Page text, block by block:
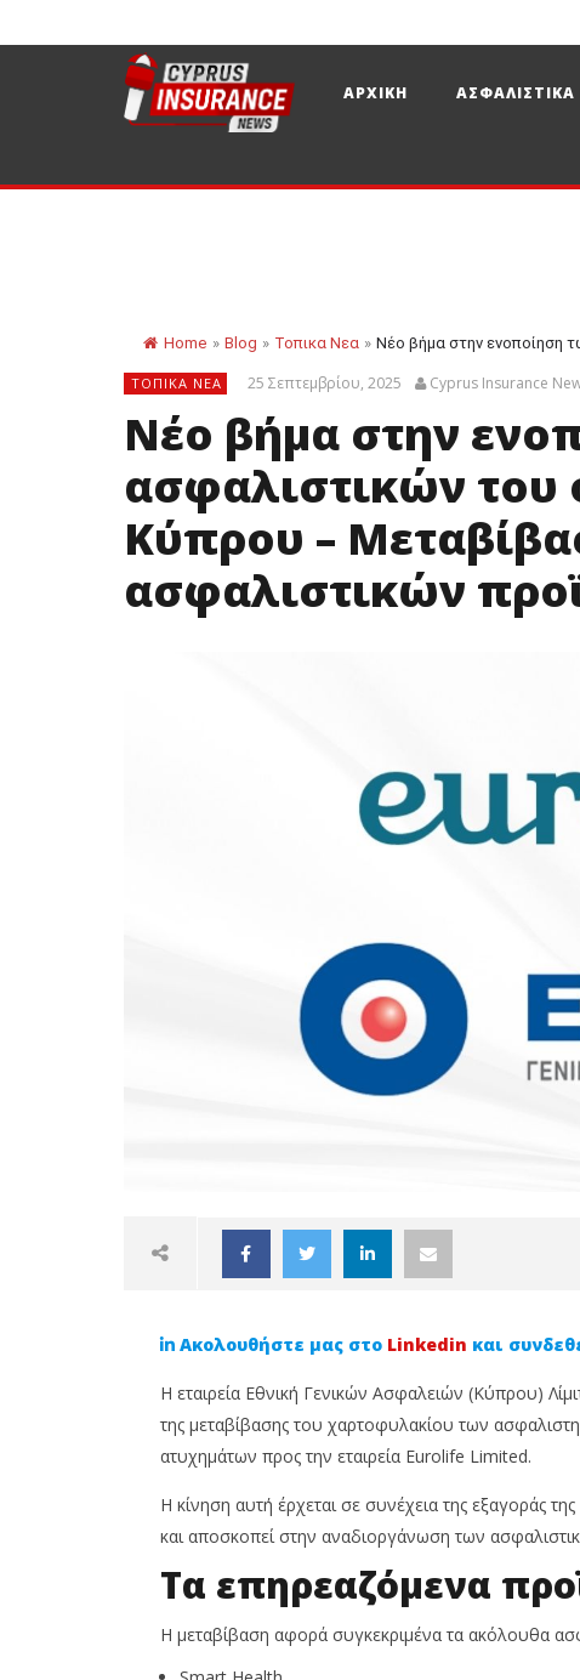
ΑΡΧΙΚΗ ΑΣΦΑΛΙΣΤΙΚΑ
Home » Blog » Τοπικα Νεα » Νέο βήμα στην ενοποίηση
ΤΟΠΙΚΑ ΝΕΑ 25 Σεπτεμβρίου, 2025 Cyprus Insurance
Νέο βήμα στην
ασφαλιστικών του
Κύπρου –
ασφαλιστικών
NOW VIEWING
Νέο βήμα στην ενοποίηση των
ασφαλιστικών του ομίλου
Τράπεζας Κύπρου –
ασφαλιστικών προϊόντων
Anytime:
σου πριν
Σεπτεμβρίου,
Ακολουθήστε μας στο Linkedin και
Η εταιρεία Εθνική Γενικών Ασφαλειών (Κύπρου)
της μεταβίβασης του χαρτοφυλακίου των
ατυχημάτων προς την εταιρεία Eurolife Limited.
Η κίνηση αυτή έρχεται σε συνέχεια της εξαγοράς
και αποσκοπεί στην αναδιοργάνωση των
Τα επηρεαζόμενα
Η μεταβίβαση αφορά συγκεκριμένα τα ακόλουθα